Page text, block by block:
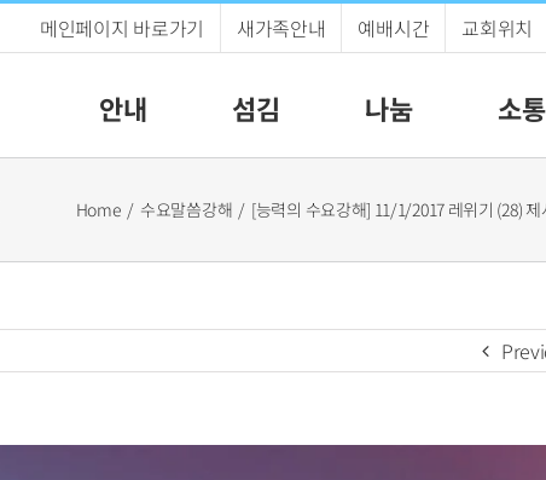
메인페이지 바로가기 새가족안내 예배시간 교회위치
안내 섬김 나눔 소통
Home 수요말씀강해 [능력의 수요강해] 11/1/2017 레위기 (28)